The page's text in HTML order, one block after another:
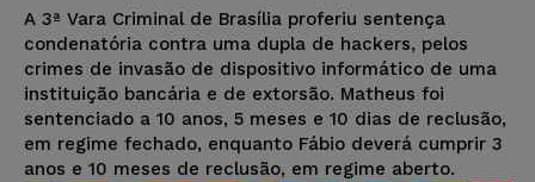
A 3ª Vara Criminal de Brasília proferiu sentença
condenatória contra uma dupla de hackers, pelos
crimes de invasão de dispositivo informático de uma
instituição bancária e de extorsão. Matheus foi
sentenciado a 10 anos, 5 meses e 10 dias de reclusão,
em regime fechado, enquanto Fábio deverá cumprir 3
anos e 10 meses de reclusão, em regime aberto.